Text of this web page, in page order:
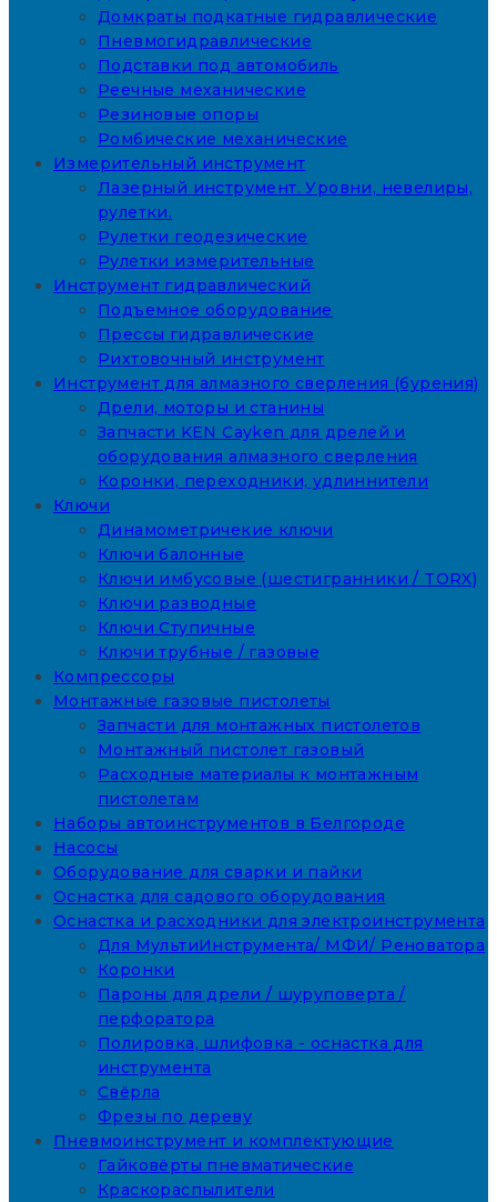
Домкраты подкатные гидравлические
Пневмогидравлические
Подставки под автомобиль
Реечные механические
Резиновые опоры
Ромбические механические
Измерительный инструмент
Лазерный инструмент. Уровни, невелиры,
рулетки.
Рулетки геодезические
Рулетки измерительные
Инструмент гидравлический
Подъемное оборудование
Прессы гидравлические
Рихтовочный инструмент
Инструмент для алмазного сверления (бурения)
Дрели, моторы и станины
Запчасти KEN Cayken для дрелей и
оборудования алмазного сверления
Коронки, переходники, удлиннители
Ключи
Динамометричекие ключи
Ключи балонные
Ключи имбусовые (шестигранники / TORX)
Ключи разводные
Ключи Ступичные
Ключи трубные / газовые
Компрессоры
Монтажные газовые пистолеты
Запчасти для монтажных пистолетов
Монтажный пистолет газовый
Расходные материалы к монтажным
пистолетам
Наборы автоинструментов в Белгороде
Насосы
Оборудование для сварки и пайки
Оснастка для садового оборудования
Оснастка и расходники для электроинструмента
Для МультиИнструмента/ МФИ/ Реноватора
Коронки
Пароны для дрели / шуруповерта /
перфоратора
Полировка, шлифовка - оснастка для
инструмента
Свёрла
Фрезы по дереву
Пневмоинструмент и комплектующие
Гайковёрты пневматические
Краскораспылители